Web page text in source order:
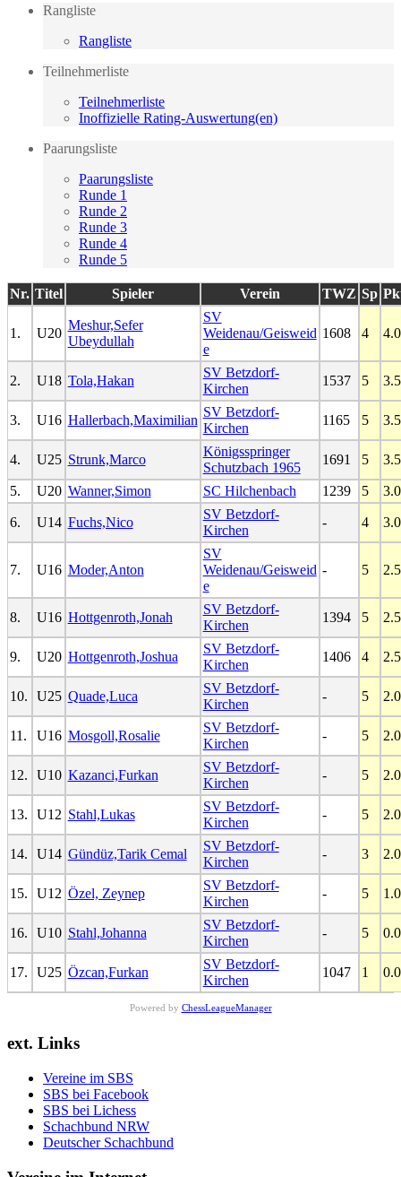
Rangliste
Rangliste
Teilnehmerliste
Teilnehmerliste
Inoffizielle Rating-Auswertung(en)
Paarungsliste
Paarungsliste
Runde 1
Runde 2
Runde 3
Runde 4
Runde 5
Nr. Titel Spieler Verein TWZ Sp
1. U20
Meshur,Sefer
Ubeydullah
SV
Weidenau/Geisweid
e
1608 4 4.0
2. U18 Tola,Hakan
SV Betzdorf-
Kirchen
1537 5 3.5
3. U16 Hallerbach,Maximilian
SV Betzdorf-
Kirchen
1165 5 3.5
4. U25 Strunk,Marco
Königsspringer
Schutzbach 1965
1691 5 3.5
5. U20 Wanner,Simon SC Hilchenbach 1239 5 3.0
6. U14 Fuchs,Nico
SV Betzdorf-
Kirchen
- 4 3.0
7. U16 Moder,Anton
SV
Weidenau/Geisweid
e
- 5 2.5
8. U16 Hottgenroth,Jonah
SV Betzdorf-
Kirchen
1394 5 2.5
9. U20 Hottgenroth,Joshua
SV Betzdorf-
Kirchen
1406 4 2.5
10. U25 Quade,Luca
SV Betzdorf-
Kirchen
- 5 2.0
11. U16 Mosgoll,Rosalie
SV Betzdorf-
Kirchen
- 5 2.0
12. U10 Kazanci,Furkan
SV Betzdorf-
Kirchen
- 5 2.0
13. U12 Stahl,Lukas
SV Betzdorf-
Kirchen
- 5 2.0
14. U14 Gündüz,Tarik Cemal
SV Betzdorf-
Kirchen
- 3 2.0
15. U12 Özel, Zeynep
SV Betzdorf-
Kirchen
- 5 1.0
16. U10 Stahl,Johanna
SV Betzdorf-
Kirchen
- 5 0.0
17. U25 Özcan,Furkan
SV Betzdorf-
Kirchen
1047 1 0.0
Powered by ChessLeagueManager
ext. Links
Vereine im SBS
SBS bei Facebook
SBS bei Lichess
Schachbund NRW
Deutscher Schachbund